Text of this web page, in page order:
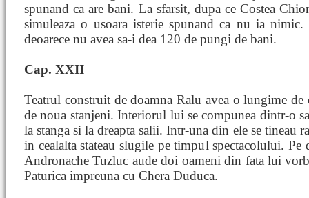
spunand ca are bani. La sfarsit, dupa ce Costea
simuleaza o usoara isterie spunand ca nu ia
deoarece nu avea sa-i dea 120 de pungi de bani.
Cap. XXII
Teatrul construit de doamna Ralu avea o lungime de
de noua stanjeni. Interiorul lui se compunea dintr-o
la stanga si la dreapta salii. Intr-una din ele se tineau
in cealalta stateau slugile pe timpul spectacolului. Pe
Andronache Tuzluc aude doi oameni din fata lui
Paturica impreuna cu Chera Duduca.